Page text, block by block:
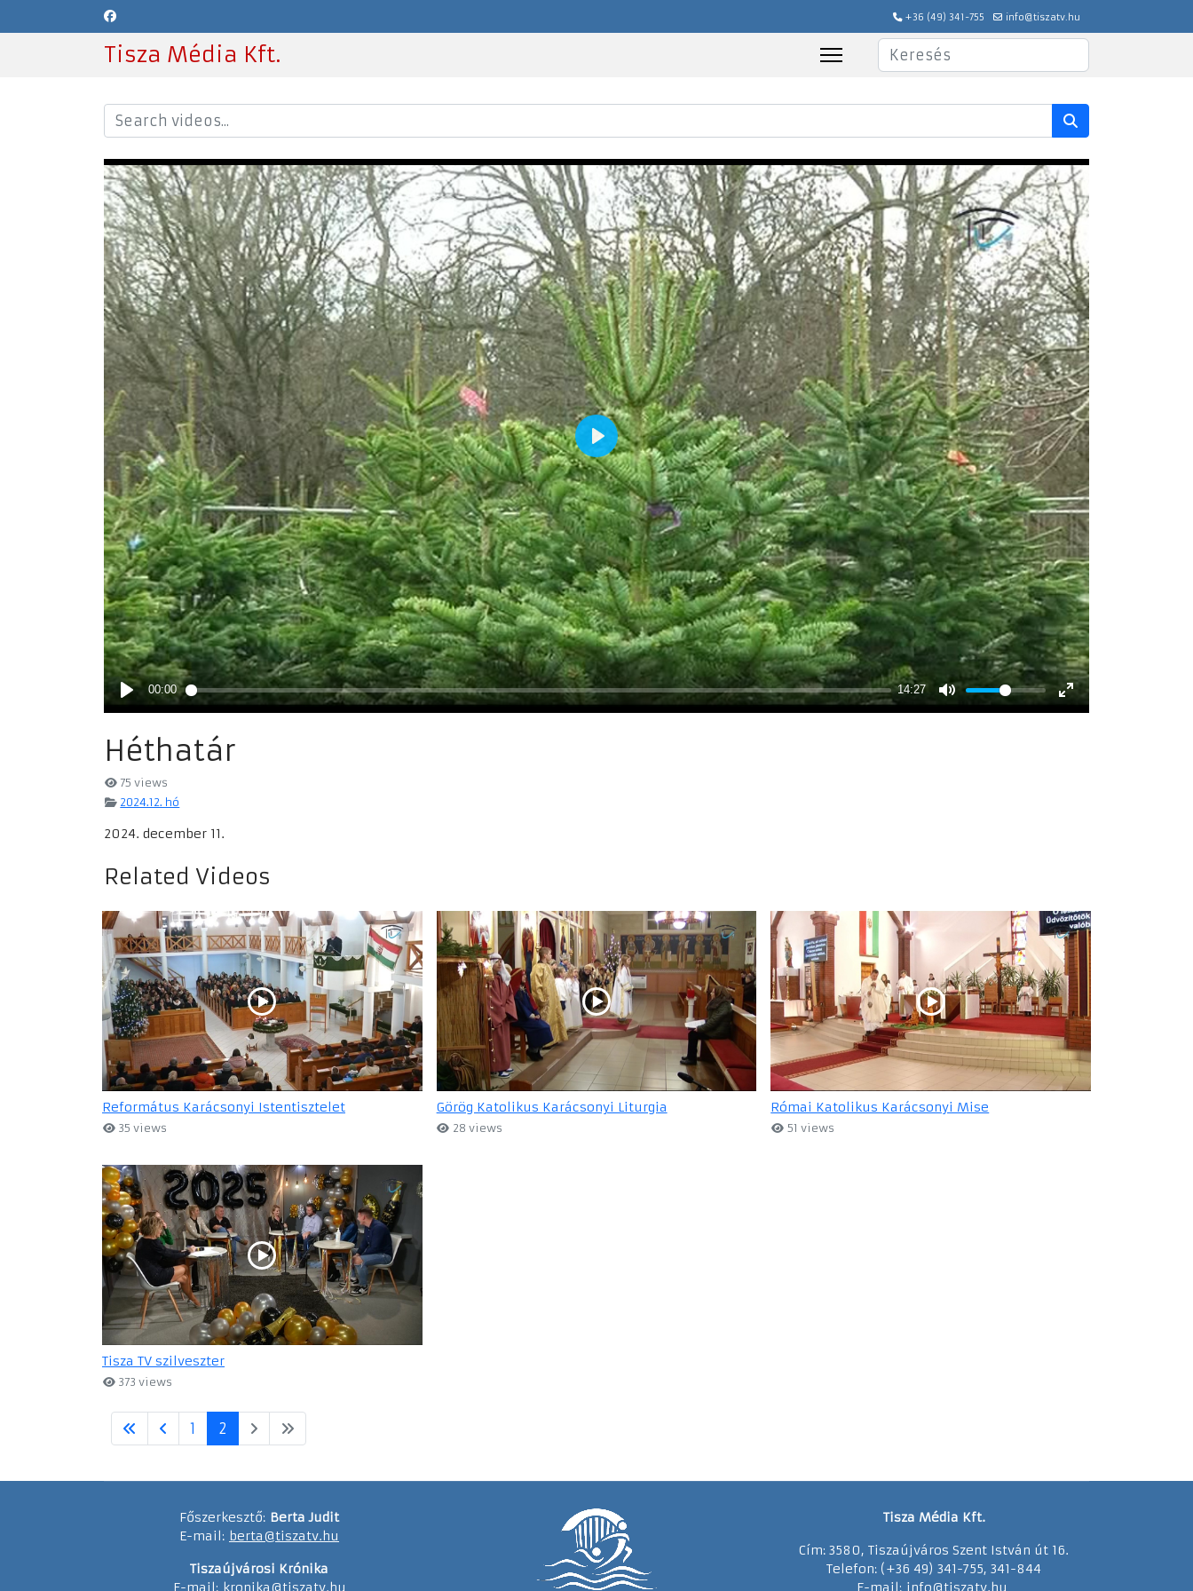
+36 (49) 341-755 info@tiszatv.hu
Tisza Média Kft. Keresés
Héthatár
75 views
2024.12. hó
2024. december 11.
Related Videos
Református Karácsonyi Istentisztelet
35 views
Görög Katolikus Karácsonyi Liturgia
28 views
Római Katolikus Karácsonyi Mise
51 views
Tisza TV szilveszter
373 views
1 2
Főszerkesztő: Berta Judit
E-mail: berta@tiszatv.hu
Tiszaújvárosi Krónika
E-mail: kronika@tiszatv.hu
Tisza Média Kft.
Cím: 3580, Tiszaújváros Szent István út 16.
Telefon: (+36 49) 341-755, 341-844
E-mail: info@tiszatv.hu